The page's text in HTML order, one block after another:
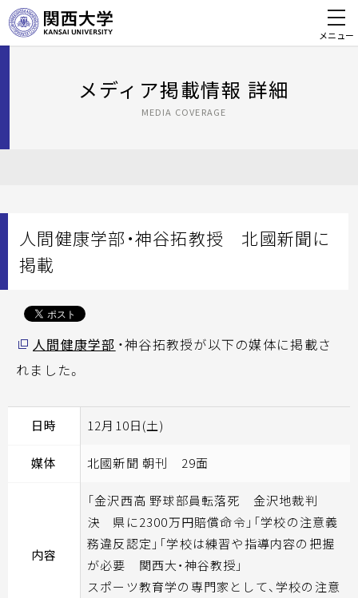
メニュー
メディア掲載情報 詳細
MEDIA COVERAGE
人間健康学部・神谷拓教授 北國新聞に
掲載
人間健康学部 ・神谷拓教授が以下の媒体に掲載さ
れました。
日時 12月10日(土)
媒体 北國新聞 朝刊 29面
内容
「金沢西高 野球部員転落死 金沢地裁判
決 県に2300万円賠償命令」「学校の注意義
務違反認定」「学校は練習や指導内容の把握
が必要 関西大・神谷教授」
スポーツ教育学の専門家として、学校の注意